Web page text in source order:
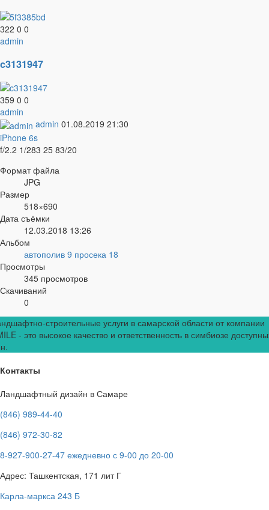
322 0 0
admin
c3131947
359 0 0
admin
admin 01.08.2019 21:30
iPhone 6s
f/2.2 1/283 25 83/20
Формат файла
JPG
Размер
518×690
Дата съёмки
12.03.2018 13:26
Альбом
автополив 9 просека 18
Просмотры
345 просмотров
Скачиваний
0
строительные услуги в самарской области от компании
- это высокое качество и ответственность в симбиозе
Контакты
Ландшафтный дизайн в Самаре
(846) 989-44-40
(846) 972-30-82
8-927-900-27-47 ежедневно с 9-00 до 20-00
Адрес: Ташкентская, 171 лит Г
Карла-маркса 243 Б